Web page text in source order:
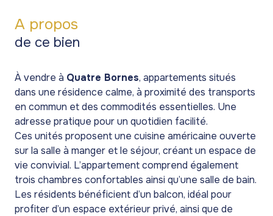
A propos
de ce bien
À vendre à Quatre Bornes, appartements situés
dans une résidence calme, à proximité des transports
en commun et des commodités essentielles. Une
adresse pratique pour un quotidien facilité.
Ces unités proposent une cuisine américaine ouverte
sur la salle à manger et le séjour, créant un espace de
vie convivial. L’appartement comprend également
trois chambres confortables ainsi qu’une salle de bain.
Les résidents bénéficient d’un balcon, idéal pour
profiter d’un espace extérieur privé, ainsi que de